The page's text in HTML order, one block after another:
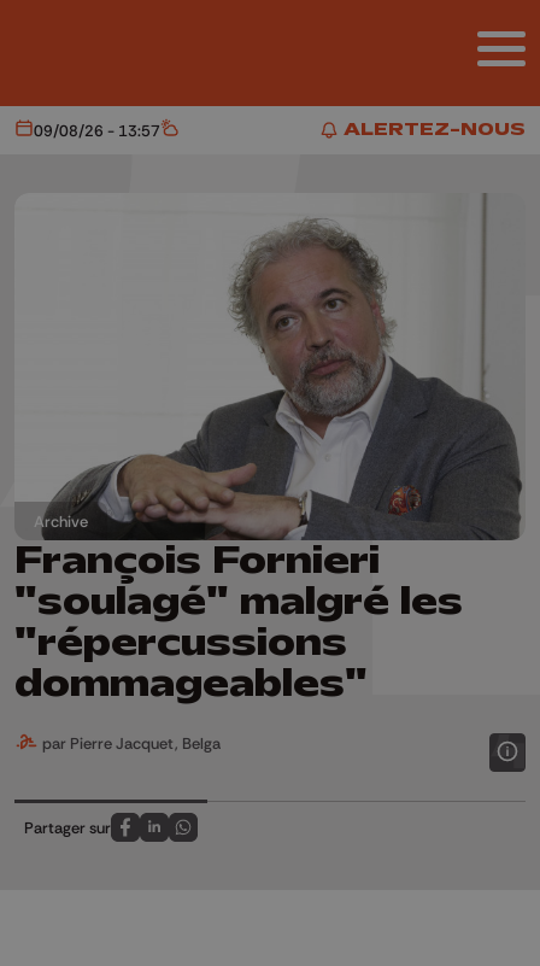
ALERTEZ-NOUS
ALERTEZ-NOUS
Aujourd'hui
09/08/26 - 13:57 Météo
François Fornieri
"soulagé" malgré les
"répercussions
dommageables"
par Pierre Jacquet, Belga
Partager sur
Partagez sur FaceBook
Partagez sur LinkedIn
Partagez sur Whatsapp
Archive